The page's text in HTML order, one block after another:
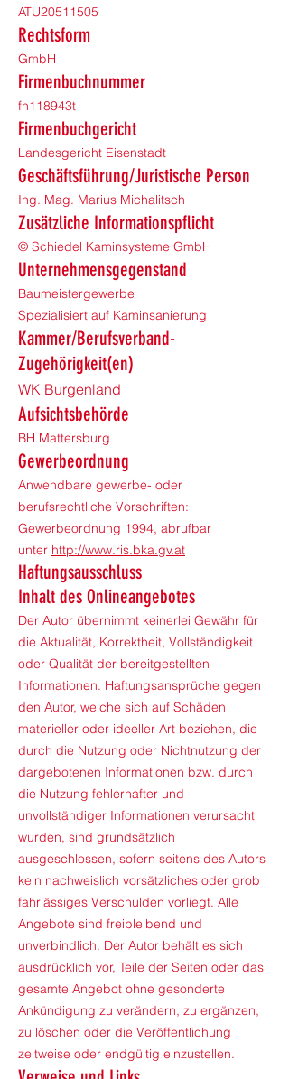
ATU20511505
Rechtsform
GmbH
Firmenbuchnummer
fn118943t
Firmenbuchgericht
Landesgericht Eisenstadt
Geschäftsführung/Juristische Person
Ing. Mag. Marius Michalitsch
Zusätzliche Informationspflicht
© Schiedel Kaminsysteme GmbH
Unternehmensgegenstand
Baumeistergewerbe
Spezialisiert auf Kaminsanierung
Kammer/Berufsverband-
Zugehörigkeit(en)
WK Burgenland
Aufsichtsbehörde
BH Mattersburg
Gewerbeordnung
Anwendbare gewerbe- oder
berufsrechtliche Vorschriften:
Gewerbeordnung 1994, abrufbar
unter http://www.ris.bka.gv.at
Haftungsausschluss
Inhalt des Onlineangebotes
Der Autor übernimmt keinerlei Gewähr für
die Aktualität, Korrektheit, Vollständigkeit
oder Qualität der bereitgestellten
Informationen. Haftungsansprüche gegen
den Autor, welche sich auf Schäden
materieller oder ideeller Art beziehen, die
durch die Nutzung oder Nichtnutzung der
dargebotenen Informationen bzw. durch
die Nutzung fehlerhafter und
unvollständiger Informationen verursacht
wurden, sind grundsätzlich
ausgeschlossen, sofern seitens des Autors
kein nachweislich vorsätzliches oder grob
fahrlässiges Verschulden vorliegt. Alle
Angebote sind freibleibend und
unverbindlich. Der Autor behält es sich
ausdrücklich vor, Teile der Seiten oder das
gesamte Angebot ohne gesonderte
Ankündigung zu verändern, zu ergänzen,
zu löschen oder die Veröffentlichung
zeitweise oder endgültig einzustellen.